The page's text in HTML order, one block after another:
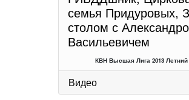
семья Придуровых,
столом с
Васильевичем
КВН Высшая Лига 2013 Летний
Видео